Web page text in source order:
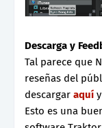
Descarga y
Tal parece que
reseñas del
descargar aquí
Esto es una